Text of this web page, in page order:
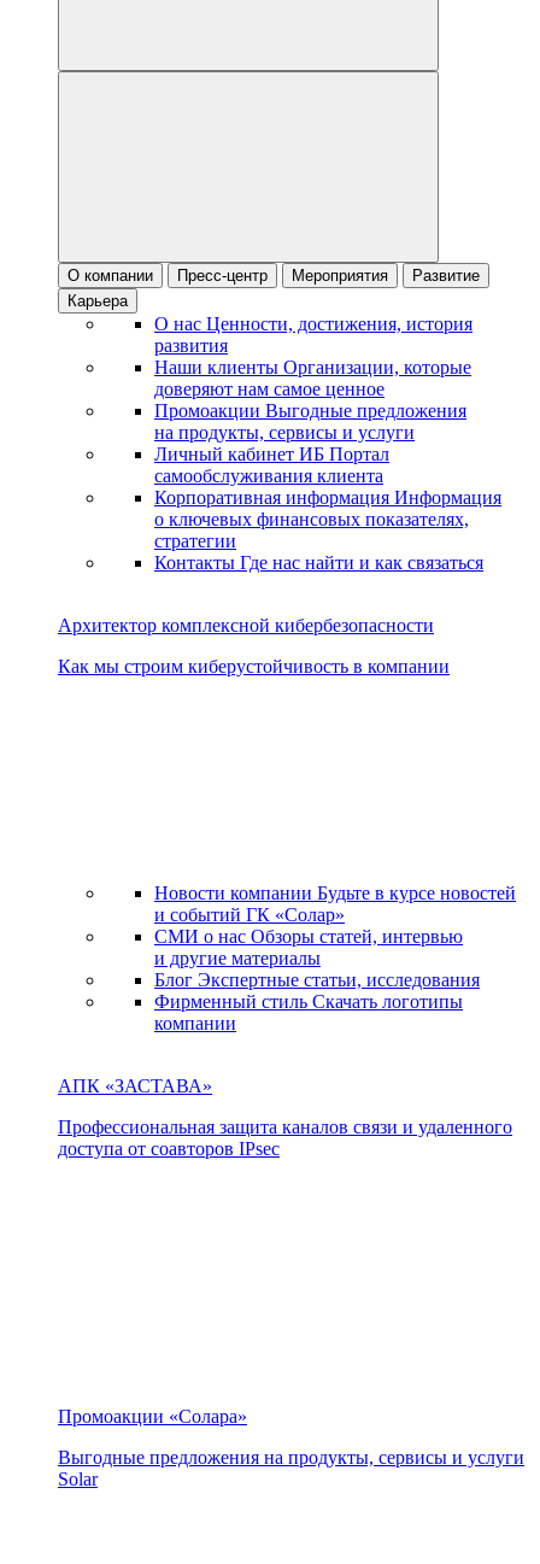
О компании Пресс-центр Мероприятия
Развитие
Карьера
О нас Ценности, достижения, история
развития
Наши клиенты Организации, которые
доверяют нам самое ценное
Промоакции Выгодные предложения
на продукты, сервисы и услуги
Личный кабинет ИБ Портал
самообслуживания клиента
Корпоративная информация Информация
о ключевых финансовых показателях,
стратегии
Контакты Где нас найти и как связаться
Архитектор комплексной кибербезопасности
Как мы строим киберустойчивость в компании
Новости компании Будьте в курсе новостей
и событий ГК «Солар»
СМИ о нас Обзоры статей, интервью
и другие материалы
Блог Экспертные статьи, исследования
Фирменный стиль Скачать логотипы
компании
АПК «ЗАСТАВА»
Профессиональная защита каналов связи и удаленного
доступа от соавторов IPsec
Промоакции «Солара»
Выгодные предложения на продукты, сервисы и услуги
Solar